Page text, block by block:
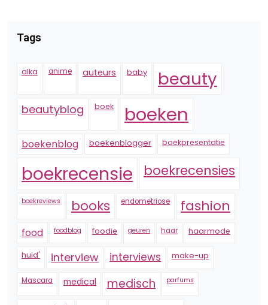
Tags
alka anime auteurs baby beauty
beautyblog boek boeken
boekenblog boekenblogger boekpresentatie
boekrecensie boekrecensies
boekreviews books endometriose fashion
food foodblog foodie geuren haar haarmode
huid' interview interviews make-up
Mascara medical medisch parfums